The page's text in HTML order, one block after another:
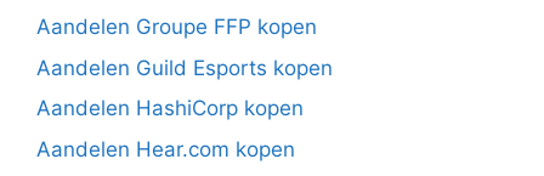
Aandelen Groupe FFP kopen
Aandelen Guild Esports kopen
Aandelen HashiCorp kopen
Aandelen Hear.com kopen